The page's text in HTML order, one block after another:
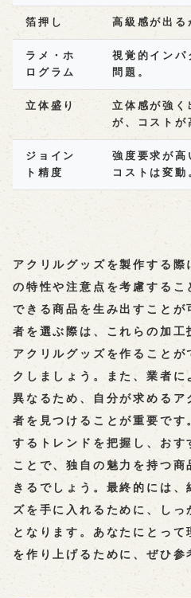
箔押し 高級感が出る
ラメ・ホ
ログラム
視覚的インパ
問題。
立体盛り
立体感が強く
が、コストが
ジョイン
ト精度
強度要求が高
コストは変動
アクリルグッズを製作する際
の特性や注意点を考慮する
できる商品を生み出すことが
者を選ぶ際は、これらの加工
アクリルグッズを作ることが
クしましょう。また、業者
異なるため、自分が求めるア
者を見つけることが重要です
するトレンドを把握し、 おす
ことで、独自の魅力を持つ
きるでしょう。最終的には、
ズを手に入れるために、しっ
となります。あなたにとって
を作り上げるために、ぜひ参